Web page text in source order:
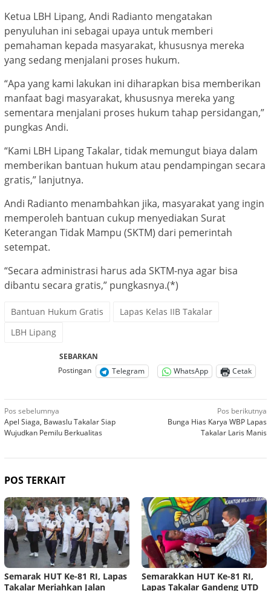
Ketua LBH Lipang, Andi Radianto mengatakan
penyuluhan ini sebagai upaya untuk memberi
pemahaman kepada masyarakat, khususnya mereka
yang sedang menjalani proses hukum.
“Apa yang kami lakukan ini diharapkan bisa memberikan
manfaat bagi masyarakat, khususnya mereka yang
sementara menjalani proses hukum tahap persidangan,”
pungkas Andi.
“Kami LBH Lipang Takalar, tidak memungut biaya dalam
memberikan bantuan hukum atau pendampingan secara
gratis,” lanjutnya.
Andi Radianto menambahkan jika, masyarakat yang ingin
memperoleh bantuan cukup menyediakan Surat
Keterangan Tidak Mampu (SKTM) dari pemerintah
setempat.
“Secara administrasi harus ada SKTM-nya agar bisa
dibantu secara gratis,” pungkasnya.(*)
Bantuan Hukum Gratis
Lapas Kelas IIB Takalar
LBH Lipang
SEBARKAN
Postingan
Telegram WhatsApp Cetak
Navigasi
pos
Pos sebelumnya
Apel Siaga, Bawaslu Takalar Siap
Wujudkan Pemilu Berkualitas
Pos berikutnya
Bunga Hias Karya WBP Lapas
Takalar Laris Manis
POS TERKAIT
Semarak HUT Ke-81 RI, Lapas
Takalar Meriahkan Jalan
Semarakkan HUT Ke-81 RI,
Lapas Takalar Gandeng UTD